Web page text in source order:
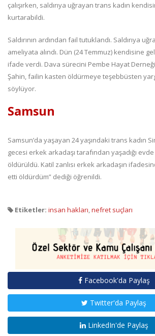
çalışırken, saldırıya uğrayan trans kadın
kurtarabildi.
Saldırının ardından fail tutuklandı. Saldırıya
ameliyata alındı. Dün (24 Temmuz) kendisine
ifade verdi. Dava sürecini Pembe Hayat
Şahin, failin kasten öldürmeye teşebbüsten
söylüyor.
Samsun
Samsun’da yaşayan 24 yaşındaki trans kadın
gecesi erkek arkadaşı tarafından yaşadığı
öldürüldü. Katil zanlısı erkek arkadaşın
etti öldürdüm” dediği öğrenildi.
Etiketler: insan hakları,nefret suçları
Facebook'da Paylaş
Twitter'da Paylaş
LinkedIn'de Paylaş